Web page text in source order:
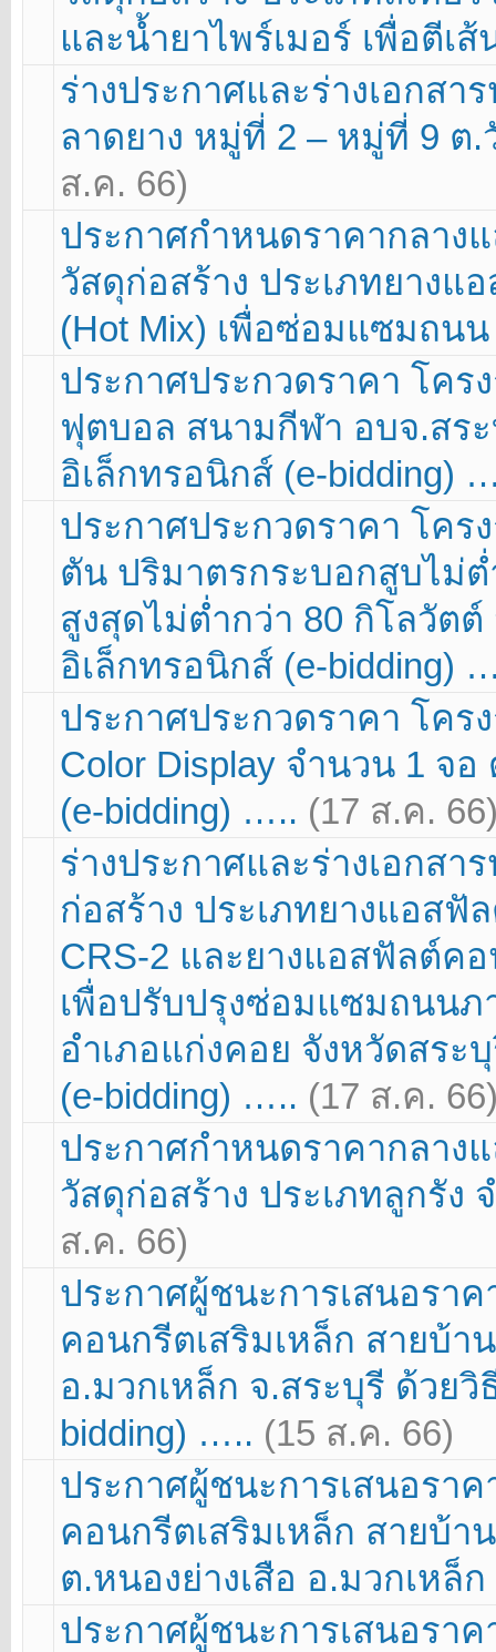
และน้ำยาไพร์เมอร์ เพื่อตีเ
ร่างประกาศและร่างเอกสา
ลาดยาง หมู่ที่ 2 – หมู่ที่ 9 ต
ส.ค. 66)
ประกาศกำหนดราคากลาง
วัสดุก่อสร้าง ประเภทยาง
(Hot Mix) เพื่อซ่อมแซมถน
ประกาศประกวดราคา โคร
ฟุตบอล สนามกีฬา อบจ.สร
อิเล็กทรอนิกส์ (e-bidding)
ประกาศประกวดราคา โคร
ตัน ปริมาตรกระบอกสูบไม่ต่
สูงสุดไม่ต่ำกว่า 80 กิโลวัต
อิเล็กทรอนิกส์ (e-bidding)
ประกาศประกวดราคา โคร
Color Display จำนวน 1 จ
(e-bidding) ….. (17 ส.ค.
ร่างประกาศและร่างเอกสา
ก่อสร้าง ประเภทยางแอส
CRS-2 และยางแอสฟัลต์ค
เพื่อปรับปรุงซ่อมแซมถนนภ
อำเภอแก่งคอย จังหวัดสระ
(e-bidding) ….. (17 ส.ค.
ประกาศกำหนดราคากลาง
วัสดุก่อสร้าง ประเภทลูกรั
ส.ค. 66)
ประกาศผู้ชนะการเสนอรา
คอนกรีตเสริมเหล็ก สายบ้า
อ.มวกเหล็ก จ.สระบุรี ด้วย
bidding) ….. (15 ส.ค. 66)
ประกาศผู้ชนะการเสนอรา
คอนกรีตเสริมเหล็ก สายบ้
ต.หนองย่างเสือ อ.มวกเหล็
ประกาศผู้ชนะการเสนอรา